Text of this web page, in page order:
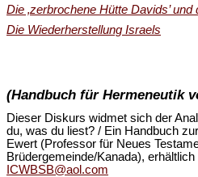
Die ‚zerbrochene Hütte Davids’
Die Wiederherstellung Israels
(Handbuch für Hermeneutik
Dieser Diskurs widmet sich der
du, was du liest? / Ein Handbuch
Ewert (Professor für Neues
Brüdergemeinde/Kanada),
ICWBSB@aol.com